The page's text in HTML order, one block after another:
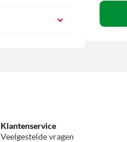
Klantenservice
Veelgestelde vragen